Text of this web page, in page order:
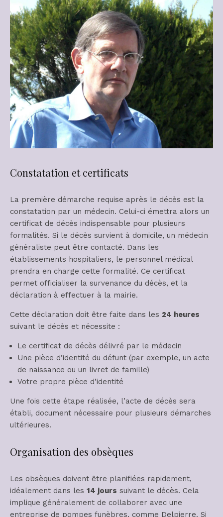
Constatation et certificats
La première démarche requise après le décès est la
constatation par un médecin. Celui-ci émettra alors un
certificat de décès indispensable pour plusieurs
formalités. Si le décès survient à domicile, un médecin
généraliste peut être contacté. Dans les
établissements hospitaliers, le personnel médical
prendra en charge cette formalité. Ce certificat
permet officialiser la survenance du décès, et la
déclaration à effectuer à la mairie.
Cette déclaration doit être faite dans les 24 heures
suivant le décès et nécessite :
Le certificat de décès délivré par le médecin
Une pièce d’identité du défunt (par exemple, un acte
de naissance ou un livret de famille)
Votre propre pièce d’identité
Une fois cette étape réalisée, l’acte de décès sera
établi, document nécessaire pour plusieurs démarches
ultérieures.
Organisation des obsèques
Les obsèques doivent être planifiées rapidement,
idéalement dans les 14 jours suivant le décès. Cela
implique généralement de collaborer avec une
entreprise de pompes funèbres, comme Delpierre. Si